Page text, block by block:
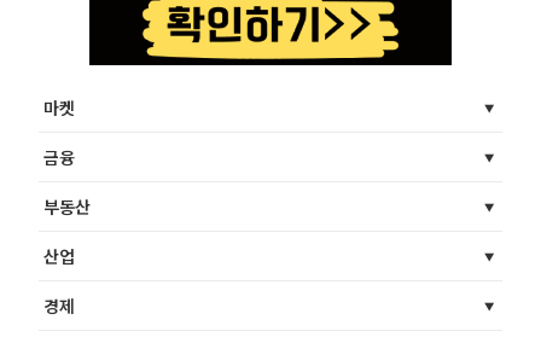
마켓
금융
부동산
산업
경제